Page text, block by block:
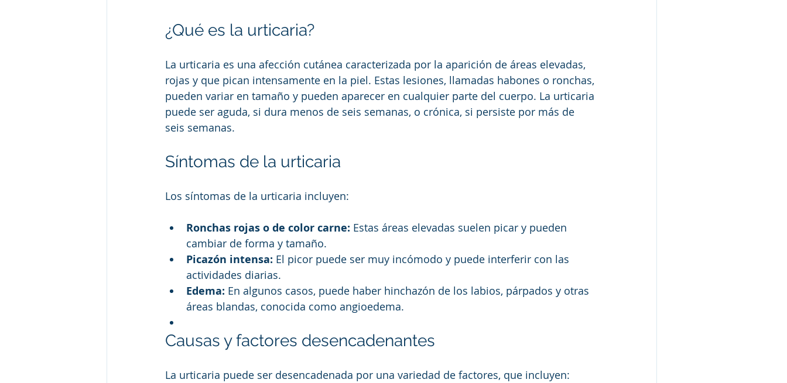
¿Qué es la urticaria?
La urticaria es una afección cutánea caracterizada por la aparición de áreas elevadas,
rojas y que pican intensamente en la piel. Estas lesiones, llamadas habones o ronchas,
pueden variar en tamaño y pueden aparecer en cualquier parte del cuerpo. La urticaria
puede ser aguda, si dura menos de seis semanas, o crónica, si persiste por más de
seis semanas.
Síntomas de la urticaria
Los síntomas de la urticaria incluyen:
Ronchas rojas o de color carne: Estas áreas elevadas suelen picar y pueden
cambiar de forma y tamaño.
Picazón intensa: El picor puede ser muy incómodo y puede interferir con las
actividades diarias.
Edema: En algunos casos, puede haber hinchazón de los labios, párpados y otras
áreas blandas, conocida como angioedema.
Causas y factores desencadenantes
La urticaria puede ser desencadenada por una variedad de factores, que incluyen: